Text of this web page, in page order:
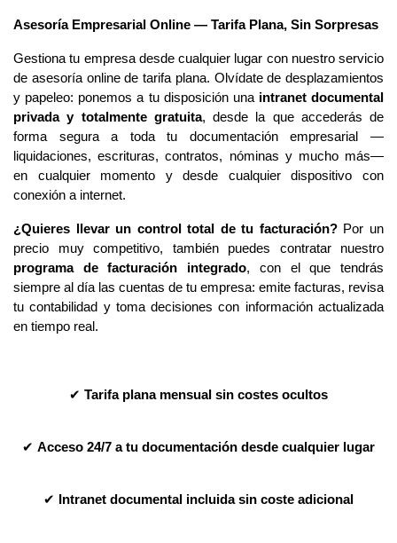
Asesoría Empresarial Online — Tarifa Plana, Sin Sorpresas
Gestiona tu empresa desde cualquier lugar con nuestro servicio
de asesoría online de tarifa plana. Olvídate de desplazamientos
y papeleo: ponemos a tu disposición una intranet documental
privada y totalmente gratuita, desde la que accederás de
forma segura a toda tu documentación empresarial —
liquidaciones, escrituras, contratos, nóminas y mucho más—
en cualquier momento y desde cualquier dispositivo con
conexión a internet.
¿Quieres llevar un control total de tu facturación?Por un
precio muy competitivo, también puedes contratar nuestro
programa de facturación integrado, con el que tendrás
siempre al día las cuentas de tu empresa: emite facturas, revisa
tu contabilidad y toma decisiones con información actualizada
en tiempo real.
✔ Tarifa plana mensual sin costes ocultos
✔ Acceso 24/7 a tu documentación desde cualquier lugar
✔ Intranet documental incluida sin coste adicional